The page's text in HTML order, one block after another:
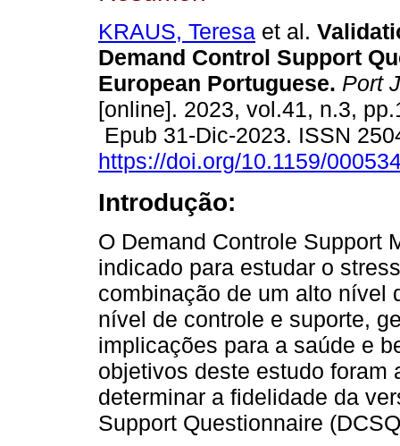
KRAUS, Teresa et al.
Demand Control Support
European Portuguese. Port
[online]. 2023, vol.41, n.3,
Epub 31-Dic-2023. ISSN
https://doi.org/10.1159/
Introdução:
O Demand Controle Support
indicado para estudar o
combinação de um alto nível
nível de controle e suporte,
implicações para a saúde e
objetivos deste estudo foram
determinar a fidelidade da
Support Questionnaire